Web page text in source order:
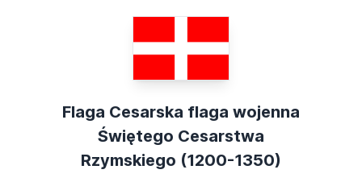
Flaga Cesarska flaga wojenna
Świętego Cesarstwa
Rzymskiego (1200-1350)